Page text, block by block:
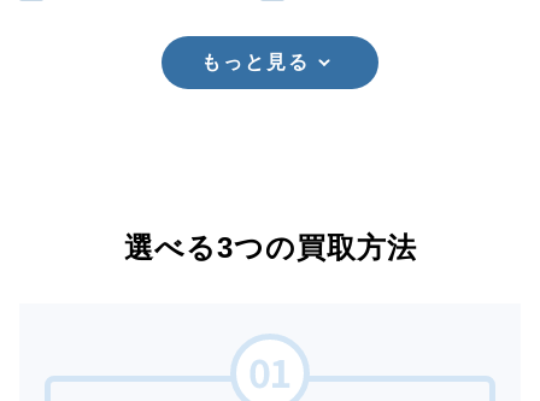
もっと見る
選べる3つの買取方法